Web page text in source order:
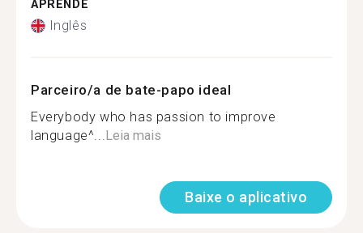
APRENDE
Inglês
Parceiro/a de bate-papo ideal
Everybody who has passion to improve
language^...Leia mais
Baixe o aplicativo